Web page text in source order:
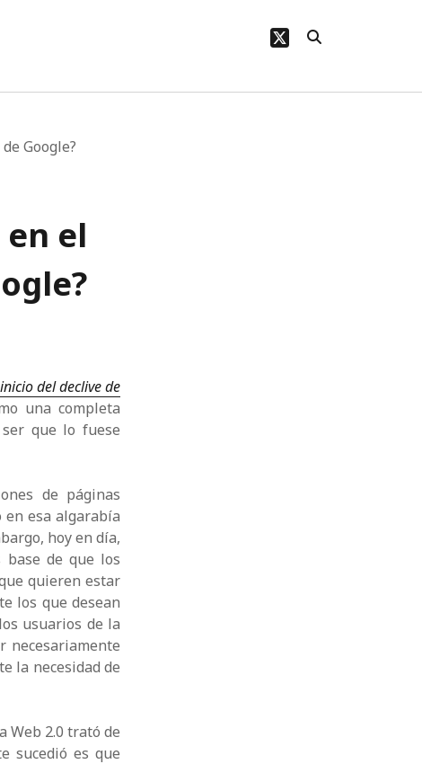
twitter
Google?
el
del declive de
una completa
que lo fuese
de páginas
esa algarabía
hoy en día,
base de que los
quieren estar
los que desean
usuarios de la
necesariamente
la necesidad de
Web 2.0 trató de
sucedió es que